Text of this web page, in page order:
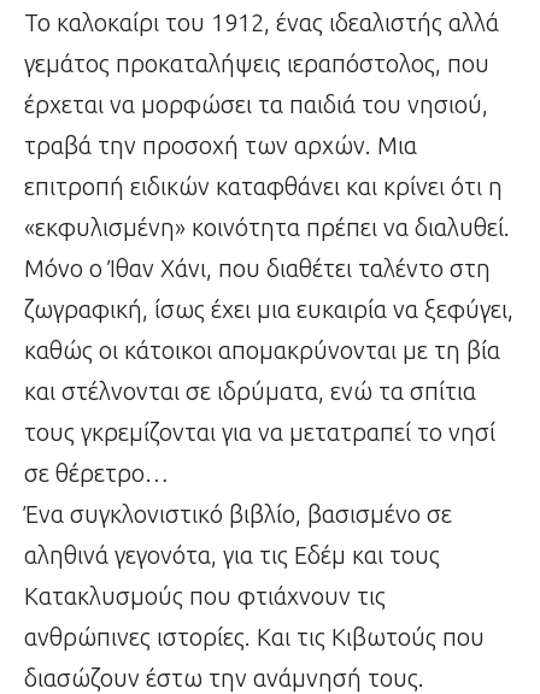
Το καλοκαίρι του 1912, ένας ιδεαλιστής αλλά
γεμάτος προκαταλήψεις ιεραπόστολος, που
έρχεται να μορφώσει τα παιδιά του νησιού,
τραβά την προσοχή των αρχών. Μια
επιτροπή ειδικών καταφθάνει και κρίνει ότι η
«εκφυλισμένη» κοινότητα πρέπει να διαλυθεί.
Μόνο ο Ίθαν Χάνι, που διαθέτει ταλέντο στη
ζωγραφική, ίσως έχει μια ευκαιρία να ξεφύγει,
καθώς οι κάτοικοι απομακρύνονται με τη βία
και στέλνονται σε ιδρύματα, ενώ τα σπίτια
τους γκρεμίζονται για να μετατραπεί το νησί
σε θέρετρο…
Ένα συγκλονιστικό βιβλίο, βασισμένο σε
αληθινά γεγονότα, για τις Εδέμ και τους
Κατακλυσμούς που φτιάχνουν τις
ανθρώπινες ιστορίες. Και τις Κιβωτούς που
διασώζουν έστω την ανάμνησή τους.